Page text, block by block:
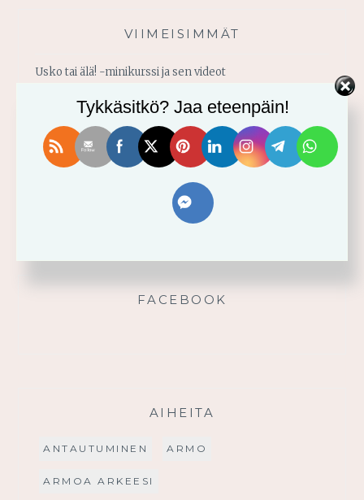
VIIMEISIMMÄT
Usko tai älä! -minikurssi ja sen videot
Vahvistu armosta!
Älä yritä omin voimin
FACEBOOK
AIHEITA
ANTAUTUMINEN ARMO
ARMOA ARKEESI
Tykkäsitkö? Jaa eteenpäin!